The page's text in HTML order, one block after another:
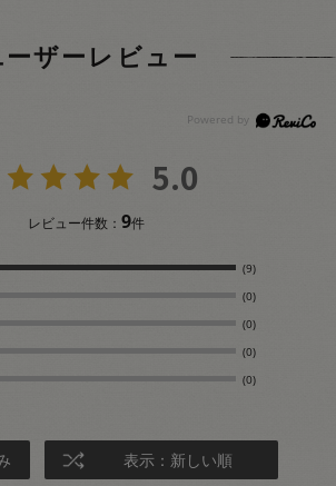
ーザーレビュー
5.0
レビュー件数：9件
(9)
(0)
(0)
(0)
(0)
表示：新しい順